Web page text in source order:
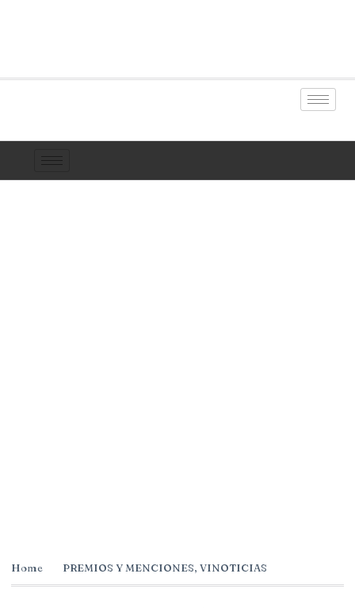
Home PREMIOS Y MENCIONES, VINOTICIAS